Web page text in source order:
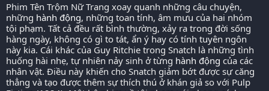
Phim Tên Trộm Nữ Trang xoay quanh những câu chuyện,
những hành động, những toan tính, âm mưu của hai nhóm
tội phạm. Tất cả đều rất bình thường, xảy ra trong đời sống
hàng ngày, không có gì to tát, ẩn ý hay có tính tuyên ngôn
này kia. Cái khác của Guy Ritchie trong Snatch là những tình
huống hài nhẹ, tự nhiên nảy sinh ở từng hành động của các
nhân vật. Điều này khiến cho Snatch giảm bớt được sự căng
thẳng và tạo được thêm sự thích thú ở khán giả so với Pulp